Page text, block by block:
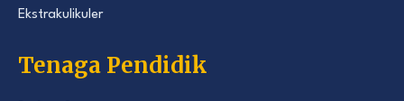
Ekstrakulikuler
Tenaga Pendidik